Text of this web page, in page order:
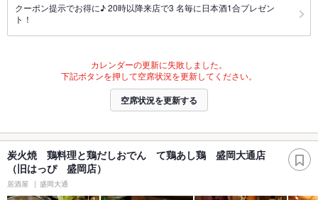
クーポン提示でお得に♪ 20時以降来店で3 名毎に日本酒1合プレゼン
ト！
カレンダーの更新に失敗しました。
下記ボタンを押して空席状況を更新してください。
空席状況を更新する
炭火焼 鶏料理と鶏だしおでん て鶏あし鶏 盛岡大通店
（旧はっぴ 盛岡店）
居酒屋 盛岡大通